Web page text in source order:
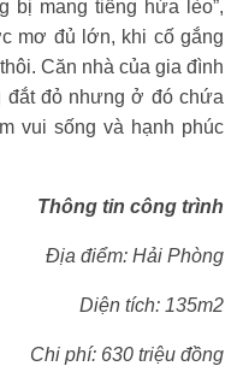
bị mang tiếng hứa lèo”,
mơ đủ lớn, khi cố gắng
Căn nhà của gia đình
đắt đỏ nhưng ở đó chứa
vui sống và hạnh phúc
Thông tin công trình
Địa điểm: Hải Phòng
Diện tích: 135m2
Chi phí: 630 triệu đồng